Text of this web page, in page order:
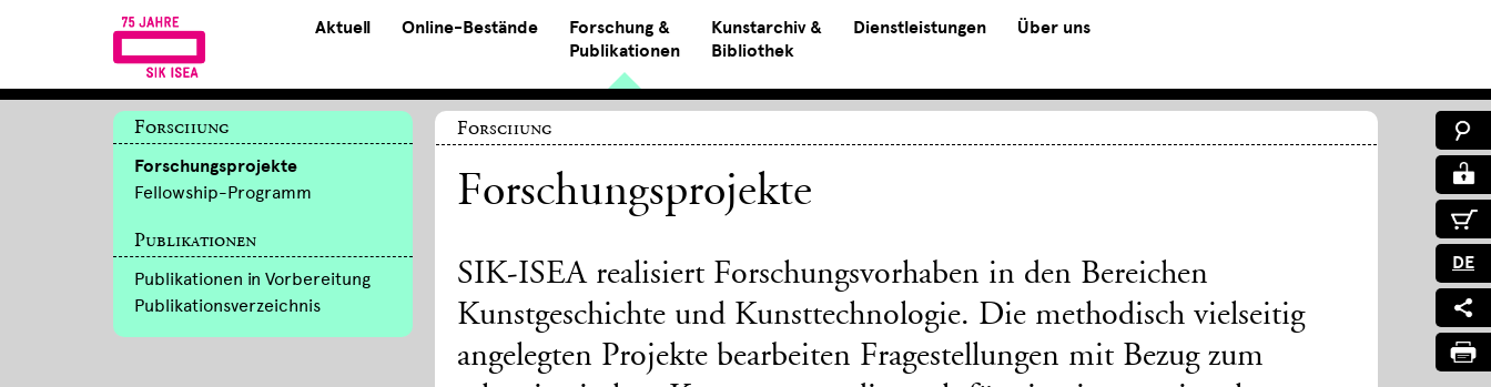
Aktuell Online-Bestände
Forschung &
Publikationen
Kunstarchiv &
Bibliothek
Dienstleistungen Über uns
DE
Forschung
Forschungsprojekte
Fellowship-Programm
Publikationen
Publikationen in Vorbereitung
Publikationsverzeichnis
Forschung
Forschungsprojekte
SIK-ISEA realisiert Forschungsvorhaben in den Bereichen
Kunstgeschichte und Kunsttechnologie. Die methodisch vielseitig
angelegten Projekte bearbeiten Fragestellungen mit Bezug zum